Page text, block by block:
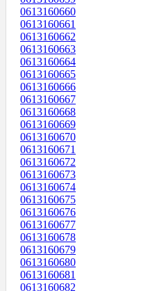
0613160660
0613160661
0613160662
0613160663
0613160664
0613160665
0613160666
0613160667
0613160668
0613160669
0613160670
0613160671
0613160672
0613160673
0613160674
0613160675
0613160676
0613160677
0613160678
0613160679
0613160680
0613160681
0613160682